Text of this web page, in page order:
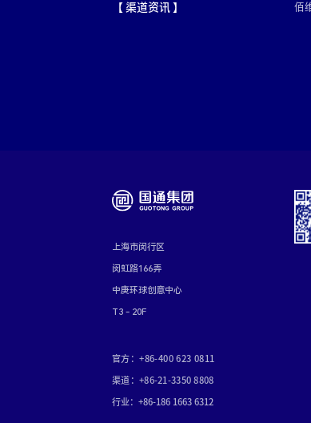
【 渠道资讯 】 佰
上海市闵行区
闵虹路166弄
中庚环球创意中心
T3 - 20F
官方：+86-400 623 0811
渠道：+86-21-3350 8808
行业：+86-186 1663 6312